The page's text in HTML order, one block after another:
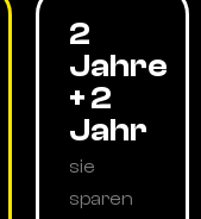
2
Jahre
+ 2
Jahr
sie
sparen